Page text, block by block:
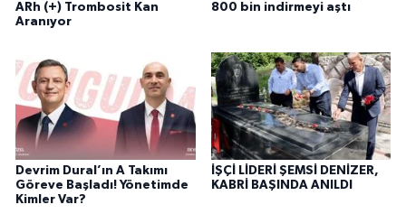
ARh (+) Trombosit Kan
Aranıyor
800 bin indirmeyi aştı
Devrim Dural’ın A Takımı
Göreve Başladı! Yönetimde
Kimler Var?
İŞÇİ LİDERİ ŞEMSİ DENİZER,
KABRİ BAŞINDA ANILDI